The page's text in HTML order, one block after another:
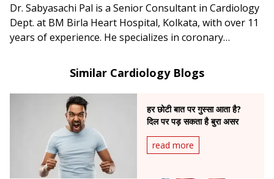
Dr. Sabyasachi Pal is a Senior Consultant in Cardiology
Dept. at BM Birla Heart Hospital, Kolkata, with over 11
years of experience. He specializes in coronary
Similar Cardiology Blogs
हर छोटी बात पर गुस्सा आता है?
दिल पर पड़ सकता है बुरा असर
read more